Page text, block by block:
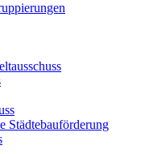
Städtebauförderung